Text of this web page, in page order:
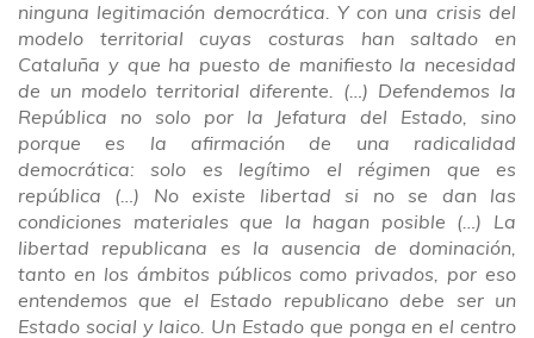
ninguna legitimación democrática. Y con una crisis del
modelo territorial cuyas costuras han saltado en
Cataluña y que ha puesto de manifiesto la necesidad
de un modelo territorial diferente. (…) Defendemos la
República no solo por la Jefatura del Estado, sino
porque es la afirmación de una radicalidad
democrática: solo es legítimo el régimen que es
república (…) No existe libertad si no se dan las
condiciones materiales que la hagan posible (…) La
libertad republicana es la ausencia de dominación,
tanto en los ámbitos públicos como privados, por eso
entendemos que el Estado republicano debe ser un
Estado social y laico. Un Estado que ponga en el centro